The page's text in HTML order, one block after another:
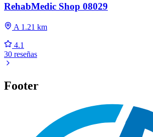
RehabMedic Shop 08029
A 1.21 km
4.1
30 reseñas
Footer